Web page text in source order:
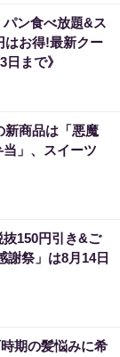
パン食べ放題&ス
はお得!最新クー
まで》
新商品は「悪魔
」、スイーツ
抜150円引き&ご
謝祭」は8月14日
期の髪悩みに希